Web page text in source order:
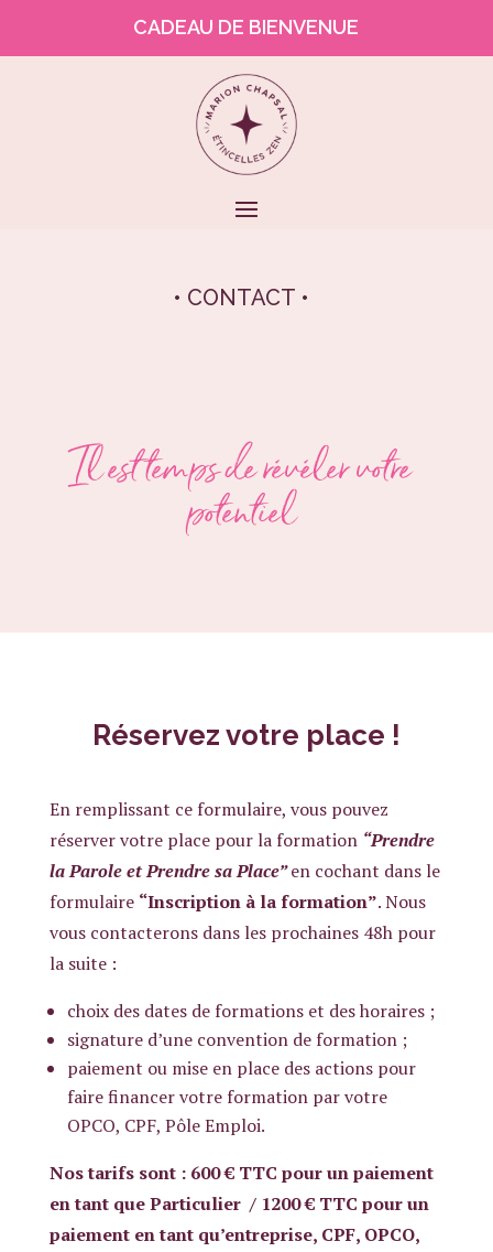
CADEAU DE BIENVENUE
• CONTACT •
Il est temps de révéler votre
potentiel
Réservez votre place !
En remplissant ce formulaire, vous pouvez
réserver votre place pour la formation “Prendre
la Parole et Prendre sa Place”en cochant dans le
formulaire “Inscription à la formation”. Nous
vous contacterons dans les prochaines 48h pour
la suite :
choix des dates de formations et des horaires ;
signature d’une convention de formation ;
paiement ou mise en place des actions pour
faire financer votre formation par votre
OPCO, CPF, Pôle Emploi.
Nos tarifs sont : 600 € TTC pour un paiement
en tant que Particulier / 1200 € TTC pour un
paiement en tant qu’entreprise, CPF, OPCO,